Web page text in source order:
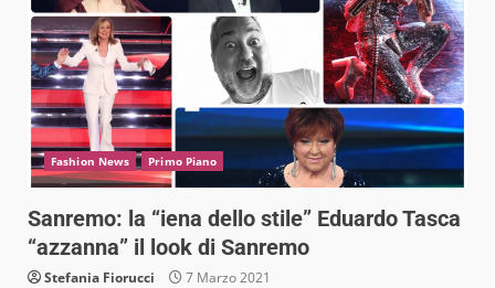
Fashion News Primo Piano
Sanremo: la “iena dello stile” Eduardo Tasca
“azzanna” il look di Sanremo
Stefania Fiorucci 7 Marzo 2021